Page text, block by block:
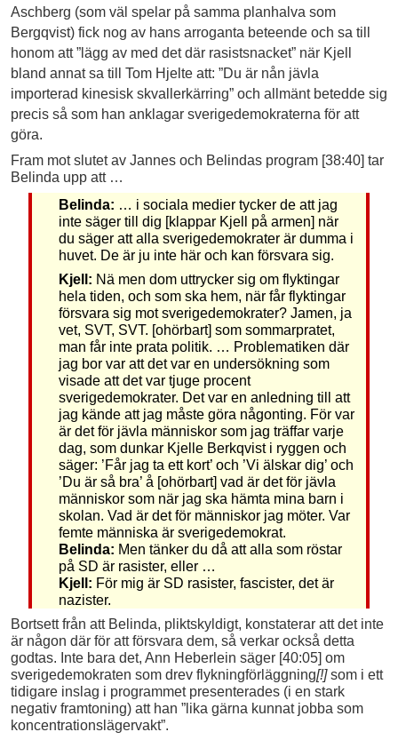
Aschberg (som väl spelar på samma planhalva som
Bergqvist) fick nog av hans arroganta beteende och sa till
honom att ”lägg av med det där rasistsnacket” när Kjell
bland annat sa till Tom Hjelte att: ”Du är nån jävla
importerad kinesisk skvallerkärring” och allmänt betedde sig
precis så som han anklagar sverigedemokraterna för att
göra.
Fram mot slutet av Jannes och Belindas program [38:40] tar
Belinda upp att …
Belinda: … i sociala medier tycker de att jag
inte säger till dig [klappar Kjell på armen] när
du säger att alla sverigedemokrater är dumma i
huvet. De är ju inte här och kan försvara sig.
Kjell: Nä men dom uttrycker sig om flyktingar
hela tiden, och som ska hem, när får flyktingar
försvara sig mot sverigedemokrater? Jamen, ja
vet, SVT, SVT. [ohörbart] som sommarpratet,
man får inte prata politik. … Problematiken där
jag bor var att det var en undersökning som
visade att det var tjuge procent
sverigedemokrater. Det var en anledning till att
jag kände att jag måste göra någonting. För var
är det för jävla människor som jag träffar varje
dag, som dunkar Kjelle Berkqvist i ryggen och
säger: ’Får jag ta ett kort’ och ’Vi älskar dig’ och
’Du är så bra’ å [ohörbart] vad är det för jävla
människor som när jag ska hämta mina barn i
skolan. Vad är det för människor jag möter. Var
femte människa är sverigedemokrat.
Belinda: Men tänker du då att alla som röstar
på SD är rasister, eller …
Kjell: För mig är SD rasister, fascister, det är
nazister.
Bortsett från att Belinda, pliktskyldigt, konstaterar att det inte
är någon där för att försvara dem, så verkar också detta
godtas. Inte bara det, Ann Heberlein säger [40:05] om
sverigedemokraten som drev flykningförläggning[!]som i ett
tidigare inslag i programmet presenterades (i en stark
negativ framtoning) att han ”lika gärna kunnat jobba som
koncentrationslägervakt”.